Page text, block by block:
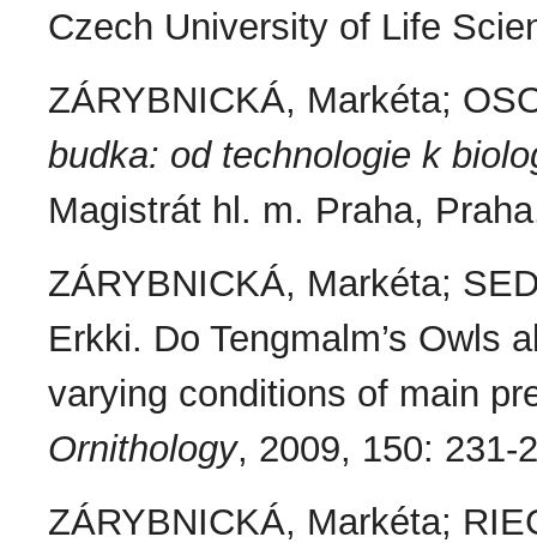
Czech University of Life
ZÁRYBNICKÁ, Markéta;
budka: od technologie k
Magistrát hl. m. Praha,
ZÁRYBNICKÁ, Markéta;
Erkki. Do Tengmalm’s Owls
varying conditions of main
Ornithology, 2009, 150: 231-
ZÁRYBNICKÁ, Markéta;